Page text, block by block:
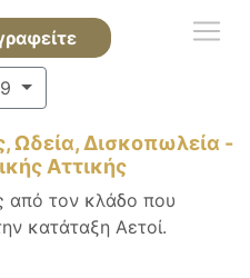
Ωδεία, Δισκοπωλεία -
Αττικής
από τον κλάδο που
κατάταξη Αετοί.